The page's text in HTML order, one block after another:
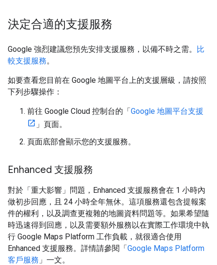
決定合適的支援服務
Google 強烈建議您預先安排支援服務，以備不時之需。
比
較支援服務。
如要查看您目前在 Google 地圖平台上的支援層級，請按照
下列步驟操作：
前往 Google Cloud 控制台的「Google 地圖平台支援
」頁面。
頁面底部會顯示您的支援服務。
Enhanced 支援服務
對於「重大影響」問題，Enhanced 支援服務會在 1 小時內
做初步回應，且 24 小時全年無休。這項服務還包含提報案
件的權利，以及調查更複雜的地圖資料問題等。如果希望隨
時迅速得到回應，以及需要額外服務以在實際工作環境中執
行 Google Maps Platform 工作負載，就很適合使用
Enhanced 支援服務。詳情請參閱「Google Maps Platform
客戶服務 」一文。